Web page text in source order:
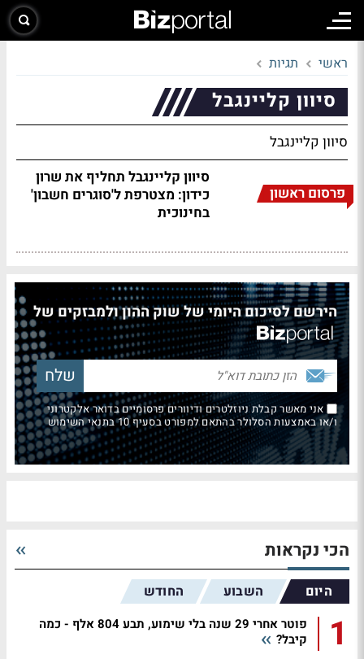
ראשי תגיות
סיוון קליינגבל
סיוון קליינגבל
פרסום ראשון
סיוון קליינגבל תחליף את שרון
כידון: מצטרפת ל'סוגרים חשבון'
בחינוכית
הירשם לסיכום היומי של שוק ההון ולמבזקים של
אני מאשר קבלת ניוזלטרים ודיוורים פרסומיים בדואר אלקטרוני
ו/או באמצעות הסלולר בהתאם למפורט בסעיף 10 בתנאי השימוש
הכי נקראות
היום השבוע החודש
1
פוטר אחרי 29 שנה בלי שימוע, תבע 804 אלף - כמה
קיבל?